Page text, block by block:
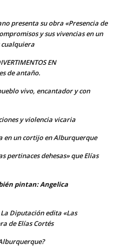
presenta su obra «Presencia de
y sus vivencias en un
EN
de antaño.
vivo, encantador y con
y violencia vicaria
en un cortijo en Alburquerque
pertinaces dehesas» que Elías
pintan: Angelica
La Diputación edita «Las
de Elías Cortés